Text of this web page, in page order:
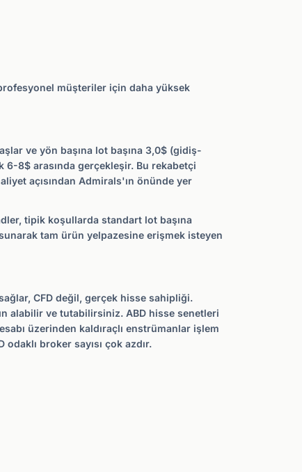
müşteriler için daha yüksek
ve yön başına lot başına 3,0$ (gidiş-
6-8$ arasında gerçekleşir. Bu rekabetçi
açısından Admirals'ın önünde yer
tipik koşullarda standart lot başına
tam ürün yelpazesine erişmek isteyen
CFD değil, gerçek hisse sahipliği.
alabilir ve tutabilirsiniz. ABD hisse senetleri
üzerinden kaldıraçlı enstrümanlar işlem
broker sayısı çok azdır.